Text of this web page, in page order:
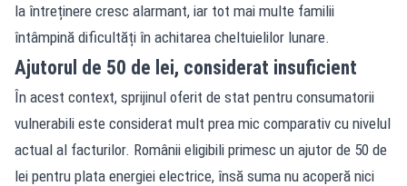
la întreținere cresc alarmant, iar tot mai multe familii
întâmpină dificultăți în achitarea cheltuielilor lunare.
Ajutorul de 50 de lei, considerat insuficient
În acest context, sprijinul oferit de stat pentru consumatorii
vulnerabili este considerat mult prea mic comparativ cu nivelul
actual al facturilor. Românii eligibili primesc un ajutor de 50 de
lei pentru plata energiei electrice, însă suma nu acoperă nici